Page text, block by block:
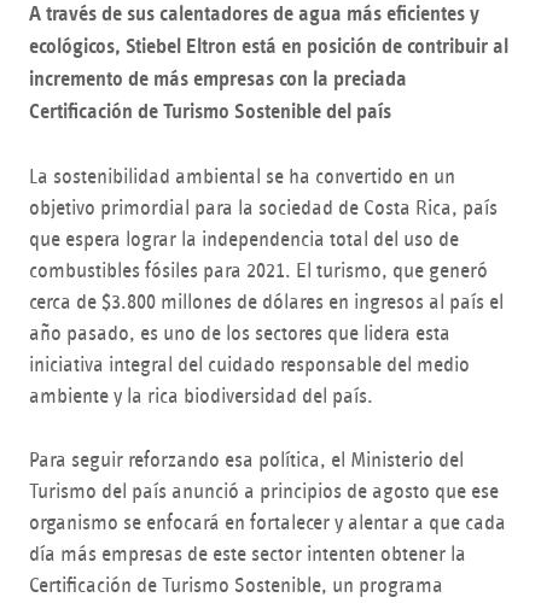
A través de sus calentadores de agua más eficientes y
ecológicos, Stiebel Eltron está en posición de contribuir al
incremento de más empresas con la preciada
Certificación de Turismo Sostenible del país
La sostenibilidad ambiental se ha convertido en un
objetivo primordial para la sociedad de Costa Rica, país
que espera lograr la independencia total del uso de
combustibles fósiles para 2021. El turismo, que generó
cerca de $3.800 millones de dólares en ingresos al país el
año pasado, es uno de los sectores que lidera esta
iniciativa integral del cuidado responsable del medio
ambiente y la rica biodiversidad del país.
Para seguir reforzando esa política, el Ministerio del
Turismo del país anunció a principios de agosto que ese
organismo se enfocará en fortalecer y alentar a que cada
día más empresas de este sector intenten obtener la
Certificación de Turismo Sostenible, un programa